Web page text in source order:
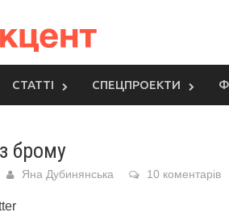
СТАТТІ СПЕЦПРОЕКТИ
брому
Яна Дубинянська 10 коментарів